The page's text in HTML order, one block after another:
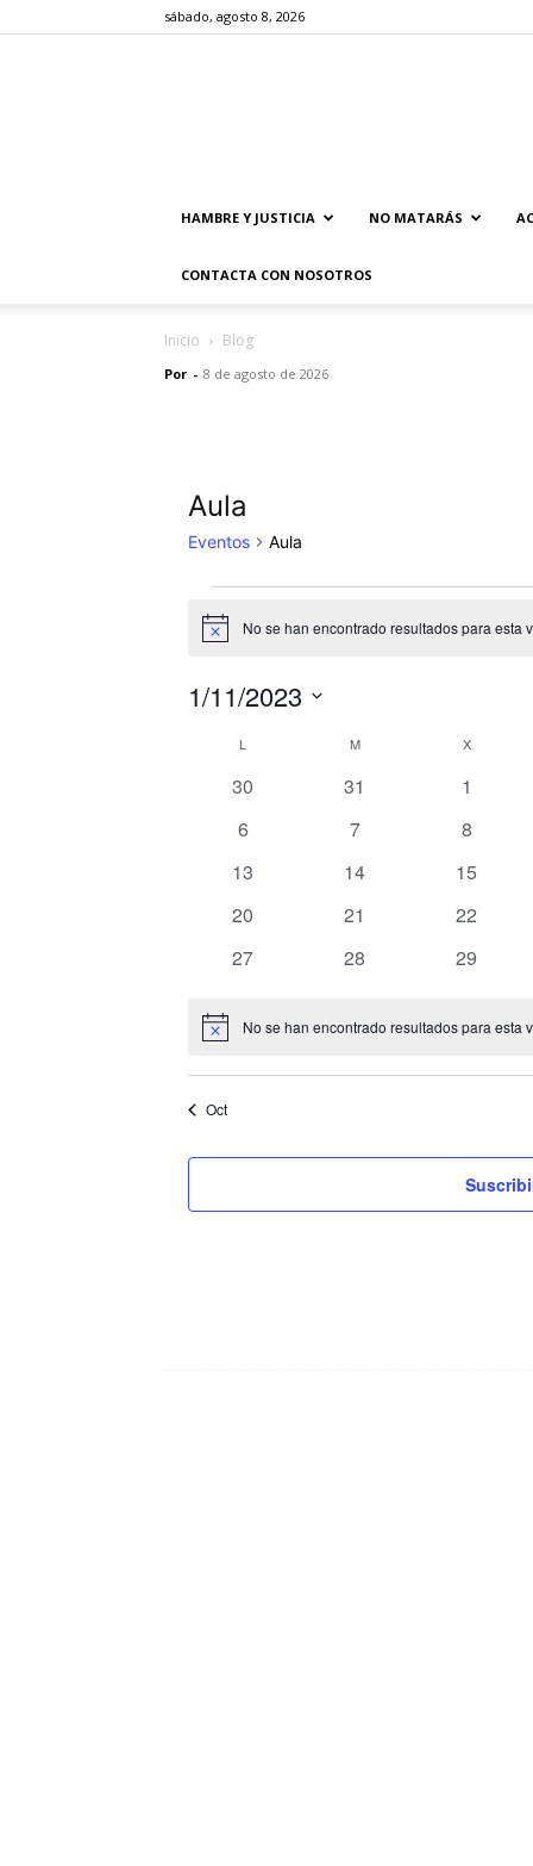
sábado, agosto 8, 2026
HAMBRE Y JUSTICIA NO MATARÁS
CONTACTA CON NOSOTROS
Inicio Blog
Por - 8 de agosto de 2026
Aula
Eventos Aula
Eventos
Aviso No se han encontrado resultados para esta
1/11/2023
fecha.
Calendario
Eventos
L MMARTES X
0
30
0
31
0
1
0
6
0
7
0
8
0
13
0
14
0
15
0
20
0
21
0
22
0
27
0
28
0
29
Aviso No se han encontrado resultados para esta
Oct